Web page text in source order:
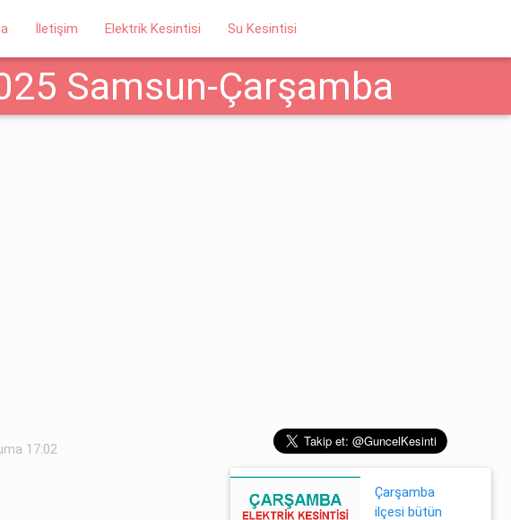
İletişim Elektrik Kesintisi Su Kesintisi
Samsun-Çarşamba
17:02
Çarşamba
ilçesi bütün